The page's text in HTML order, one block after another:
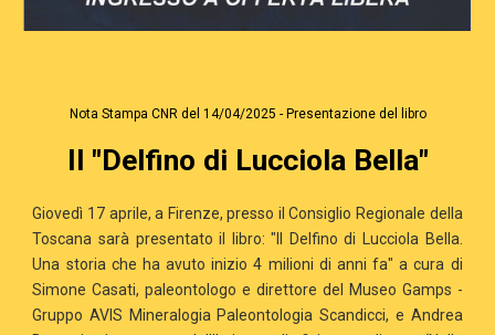
Nota Stampa CNR del 14/04/2025 - Presentazione del libro
Il "Delfino di Lucciola Bella"
Giovedì 17 aprile, a Firenze, presso il Consiglio Regionale della
Toscana sarà presentato il libro: "Il Delfino di Lucciola Bella.
Una storia che ha avuto inizio 4 milioni di anni fa" a cura di
Simone Casati, paleontologo e direttore del Museo Gamps -
Gruppo AVIS Mineralogia Paleontologia Scandicci, e Andrea